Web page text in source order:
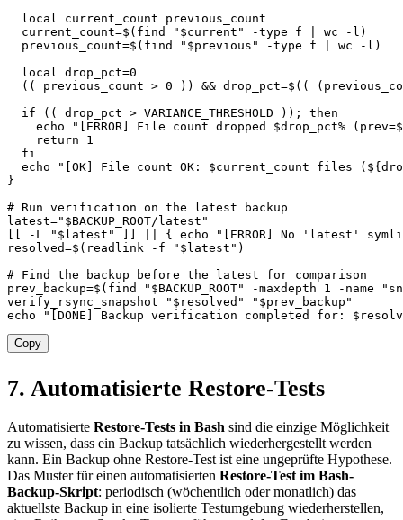
local current_count previous_count
current_count=$( find " $current " -type f wc -l )
previous_count=$( find " $previous " -type f wc -l )
local drop_pct=0
((
previous_count > 0 )) && drop_pct=$(( (
if
(( drop_pct > VARIANCE_THRESHOLD )) ;
then
echo
"[ERROR] File count dropped $drop_pct% (prev=
return
1
fi
echo
"[OK] File count OK: $current_count files (
}
# Run verification on the latest backup
latest=" $BACKUP_ROOT/latest"
-L " $latest " { echo
"[ERROR] No 'latest'
resolved=$( readlink -f " $latest " )
# Find the backup before the latest for comparison
prev_backup=$( find " $BACKUP_ROOT" -maxdepth 1 -name
verify_rsync_snapshot
" $resolved " " $prev_backup "
echo
"[DONE] Backup verification completed for:
Copy
7. Automatisierte Restore-Tests
Automatisierte Restore-Tests in Bash sind die einzige Möglichkeit
zu wissen, dass ein Backup tatsächlich wiederhergestellt werden
kann. Ein Backup ohne Restore-Test ist eine ungeprüfte Hypothese.
Das Muster für einen automatisierten Restore-Test im Bash-
Backup-Skript: periodisch (wöchentlich oder monatlich) das
aktuellste Backup in eine isolierte Testumgebung wiederherstellen,